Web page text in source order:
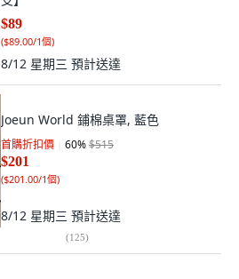
$89
($89.00/1個)
8/12 星期三 預計送達
Joeun World 鋪棉桌罩, 藍色
首購折扣價 60%$515
$201
($201.00/1個)
8/12 星期三 預計送達
(125)